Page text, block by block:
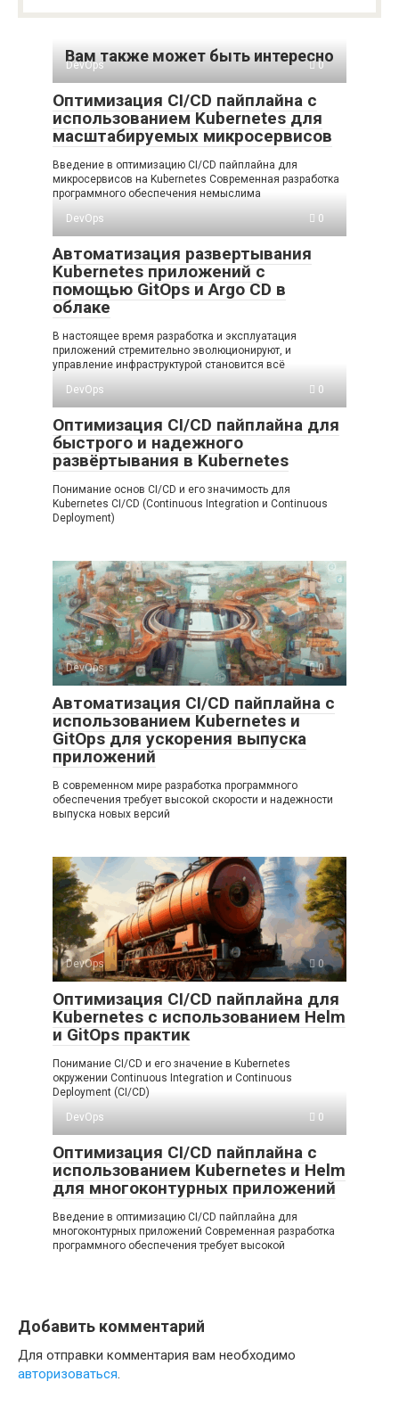
Вам также может быть интересно
DevOps 0
Оптимизация CI/CD пайплайна с
использованием Kubernetes для
масштабируемых микросервисов
Введение в оптимизацию CI/CD пайплайна для
микросервисов на Kubernetes Современная разработка
программного обеспечения немыслима
DevOps
0
Автоматизация развертывания
Kubernetes приложений с
помощью GitOps и Argo CD в
облаке
В настоящее время разработка и эксплуатация
приложений стремительно эволюционируют, и
управление инфраструктурой становится всё
DevOps
0
Оптимизация CI/CD пайплайна для
быстрого и надежного
развёртывания в Kubernetes
Понимание основ CI/CD и его значимость для
Kubernetes CI/CD (Continuous Integration и Continuous
Deployment)
DevOps 0
Автоматизация CI/CD пайплайна с
использованием Kubernetes и
GitOps для ускорения выпуска
приложений
В современном мире разработка программного
обеспечения требует высокой скорости и надежности
выпуска новых версий
DevOps 0
Оптимизация CI/CD пайплайна для
Kubernetes с использованием Helm
и GitOps практик
Понимание CI/CD и его значение в Kubernetes
окружении Continuous Integration и Continuous
Deployment (CI/CD)
DevOps
0
Оптимизация CI/CD пайплайна с
использованием Kubernetes и Helm
для многоконтурных приложений
Введение в оптимизацию CI/CD пайплайна для
многоконтурных приложений Современная разработка
программного обеспечения требует высокой
Добавить комментарий
Для отправки комментария вам необходимо
авторизоваться.